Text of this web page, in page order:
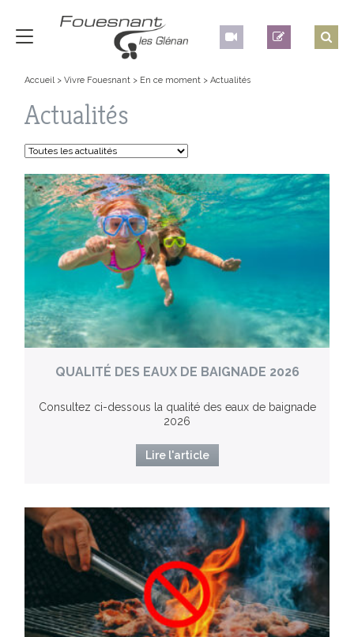
Accueil>Vivre Fouesnant > En ce moment >Actualités
Actualités
QUALITÉ DES EAUX DE BAIGNADE 2026
Consultez ci-dessous la qualité des eaux de baignade
2026
Lire l'article